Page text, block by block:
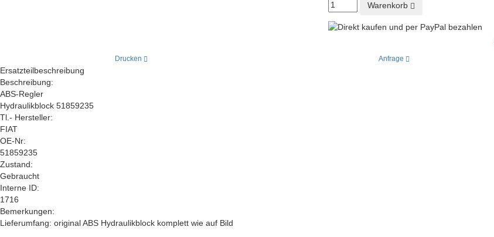
Warenkorb
Drucken Anfrage
Ersatzteilbeschreibung
Beschreibung:
ABS-Regler
Hydraulikblock 51859235
Tl.- Hersteller:
FIAT
OE-Nr:
51859235
Zustand:
Gebraucht
Interne ID:
1716
Bemerkungen:
Lieferumfang: original ABS Hydraulikblock komplett wie auf Bild